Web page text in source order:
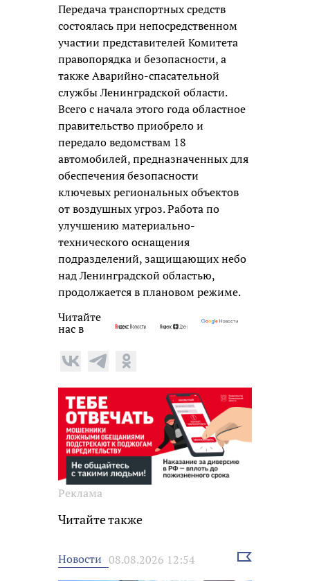
Передача транспортных средств
состоялась при непосредственном
участии представителей Комитета
правопорядка и безопасности, а
также Аварийно-спасательной
службы Ленинградской области.
Всего с начала этого года областное
правительство приобрело и
передало ведомствам 18
автомобилей, предназначенных для
обеспечения безопасности
ключевых региональных объектов
от воздушных угроз. Работа по
улучшению материально-
технического оснащения
подразделений, защищающих небо
над Ленинградской областью,
продолжается в плановом режиме.
Читайте
нас в
Реклама
Читайте также
Новости 08.08.2026 12:54
Выбрать